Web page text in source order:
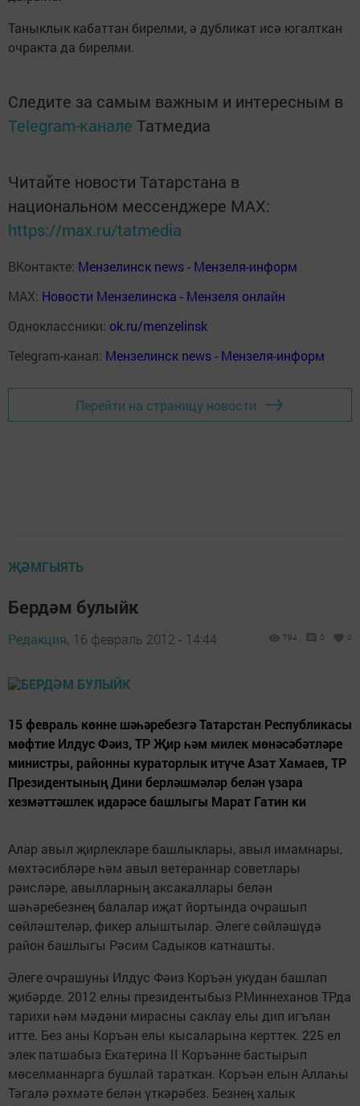
Таныклык кабаттан би­релми, ә дубликат исә югалткан
очракта да би­релми.
Следите за самым важным и интересным в
Telegram-канале Татмедиа
Читайте новости Татарстана в
национальном мессенджере MАХ:
https://max.ru/tatmedia
ВКонтакте: Мензелинск news - Мензеля-информ
MAX: Новости Мензелинска - Мензеля онлайн
Одноклассники: ok.ru/menzelinsk
Telegram-канал: Мензелинск news - Мензеля-информ
Перейти на страницу новости
ҖӘМГЫЯТЬ
Бердәм булыйк
Редакция, 16 февраль 2012 - 14:44 794 0 0
15 февраль көнне шәһәребезгә Татарстан Республикасы
мөфтие Илдус Фәиз, ТР Җир һәм милек мөнәсәбәтләре
министры, районны кураторлык итүче Азат Хамаев, ТР
Президентының Дини берләшмәләр белән үзара
хезмәттәшлек идарәсе башлыгы Марат Гатин ки
Алар авыл җирлекләре башлыклары, авыл имам­нары,
мөхтәсибләре һәм авыл ветераннар совет­лары
рәисләре, авыллар­ның аксакаллары белән
шәһәребезнең балалар иҗат йортында очрашып
сөйләштеләр, фикер алыштылар. Әлеге сөй­ләшүдә
район башлыгы Рәсим Садыков катна­шты.
Әлеге очрашуны Ил­дус Фәиз Коръән укудан башлап
җибәрде. 2012 елны президентыбыз Р.Миннеханов ТРда
тари­хи һәм мәдәни мирасны саклау елы дип игълан
итте. Без аны Коръән елы кысаларына керттек. 225 ел
элек патшабыз Ека­терина II Коръәнне бас­тырып
мөселманнарга бушлай тараткан. Коръән елын Аллаһы
Тәгалә рәх­мәте белән үткәрәбез. Безнең халык